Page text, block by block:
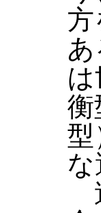
衡
型